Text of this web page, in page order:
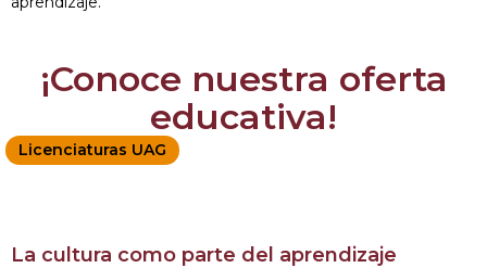
¡Conoce nuestra oferta
educativa!
Licenciaturas UAG
La cultura como parte del aprendizaje